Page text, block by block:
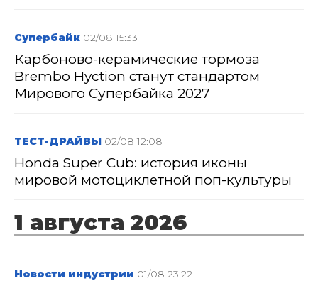
Супербайк 02/08 15:33
Карбоново-керамические тормоза
Brembo Hyction станут стандартом
Мирового Супербайка 2027
ТЕСТ-ДРАЙВЫ 02/08 12:08
Honda Super Cub: история иконы
мировой мотоциклетной поп-культуры
1 августа 2026
Новости индустрии 01/08 23:22